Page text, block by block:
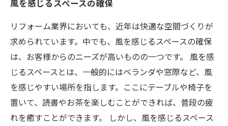
風を感じるスペースの確保
リフォーム業界においても、近年は快適な空間づくりが
求められています。中でも、風を感じるスペースの確保
は、お客様からのニーズが高いものの一つです。 風を感
じるスペースとは、一般的にはベランダや窓際など、風
を感じやすい場所を指します。ここにテーブルや椅子を
置いて、読書やお茶を楽しむことができれば、普段の疲
れを癒すことができます。 しかし、風を感じるスペース